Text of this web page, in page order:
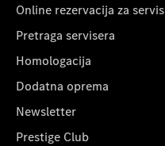
Online rezervacija za servis
Pretraga servisera
Homologacija
Dodatna oprema
Newsletter
Prestige Club